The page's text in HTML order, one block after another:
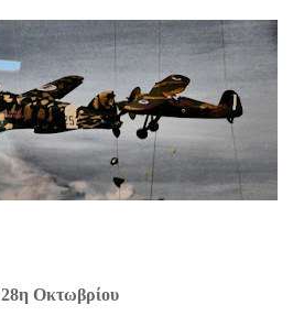
28η Οκτωβρίου